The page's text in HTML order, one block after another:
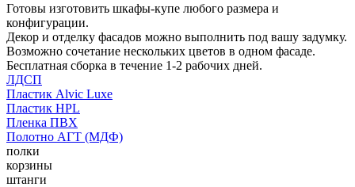
Готовы изготовить шкафы-купе любого размера и
конфигурации.
Декор и отделку фасадов можно выполнить под вашу задумку.
Возможно сочетание нескольких цветов в одном фасаде.
Бесплатная сборка в течение 1-2 рабочих дней.
ЛДСП
Пластик Alvic Luxe
Пластик HPL
Пленка ПВХ
Полотно АГТ (МДФ)
полки
корзины
штанги